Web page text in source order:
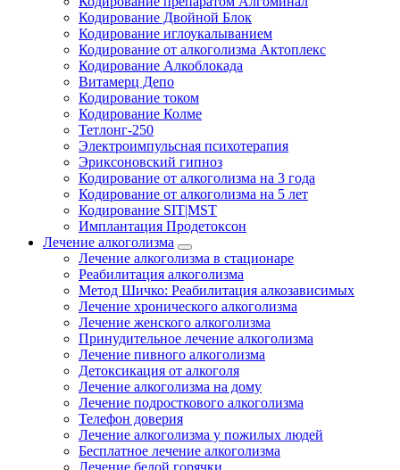
Кодирование Двойной Блок
Кодирование иглоукалыванием
Кодирование от алкоголизма Актоплекс
Кодирование Алкоблокада
Витамерц Депо
Кодирование током
Кодирование Колме
Тетлонг-250
Электроимпульсная психотерапия
Эриксоновский гипноз
Кодирование от алкоголизма на 3 года
Кодирование от алкоголизма на 5 лет
Кодирование SIT|MST
Имплантация Продетоксон
Лечение алкоголизма
Лечение алкоголизма в стационаре
Реабилитация алкоголизма
Метод Шичко: Реабилитация алкозависимых
Лечение хронического алкоголизма
Лечение женского алкоголизма
Принудительное лечение алкоголизма
Лечение пивного алкоголизма
Детоксикация от алкоголя
Лечение алкоголизма на дому
Лечение подросткового алкоголизма
Телефон доверия
Лечение алкоголизма у пожилых людей
Бесплатное лечение алкоголизма
Лечение белой горячки